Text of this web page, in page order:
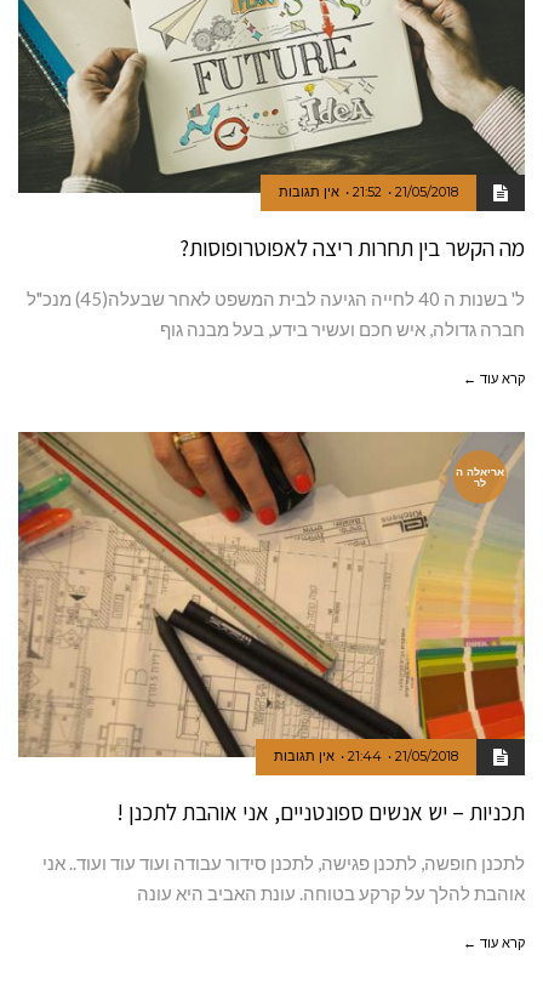
21/05/2018
21:52 אין תגובות
מה הקשר בין תחרות ריצה לאפוטרופוסות?
ל' בשנות ה 40 לחייה הגיעה לבית המשפט לאחר שבעלה(45) מנכ"ל
חברה גדולה, איש חכם ועשיר בידע, בעל מבנה גוף
קרא עוד ←
אריאלה ה
לר
21/05/2018
21:44 אין תגובות
תכניות – יש אנשים ספונטניים, אני אוהבת לתכנן !
לתכנן חופשה, לתכנן פגישה, לתכנן סידור עבודה ועוד עוד ועוד.. אני
אוהבת להלך על קרקע בטוחה. עונת האביב היא עונה
קרא עוד ←